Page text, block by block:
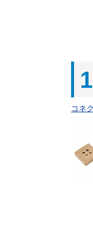
1
コネ